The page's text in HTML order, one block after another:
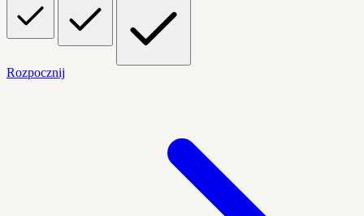
Rozpocznij